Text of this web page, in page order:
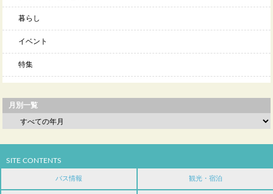
暮らし
イベント
特集
月別一覧
SITE CONTENTS
バス情報 観光・宿泊